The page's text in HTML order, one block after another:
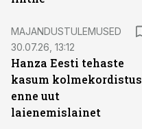
MAJANDUSTULEMUSED
30.07.26, 13:12
Hanza Eesti tehaste
kasum kolmekordistus
enne uut
laienemislainet